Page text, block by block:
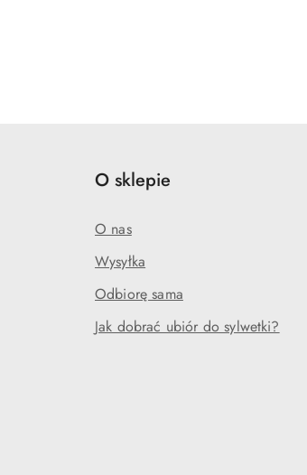
O sklepie
O nas
Wysyłka
Odbiorę sama
Jak dobrać ubiór do sylwetki?